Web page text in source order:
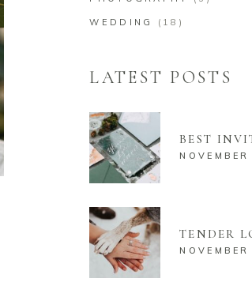
WEDDING (18)
LATEST POSTS
BEST
TENDER